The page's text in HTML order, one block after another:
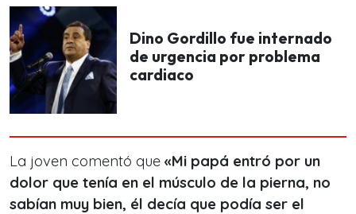
Dino Gordillo fue internado
de urgencia por problema
cardiaco
La joven comentó que «Mi papá entró por un
dolor que tenía en el músculo de la pierna, no
sabían muy bien, él decía que podía ser el